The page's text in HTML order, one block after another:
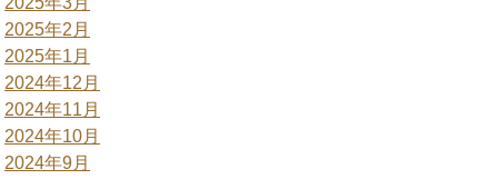
2025年2月
2025年1月
2024年12月
2024年11月
2024年10月
2024年9月